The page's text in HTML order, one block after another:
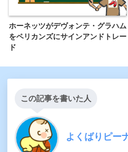
ホーネッツがデヴォンテ・グラハム
をペリカンズにサインアンドトレー
ド
この記事を書いた人
よくばりピー